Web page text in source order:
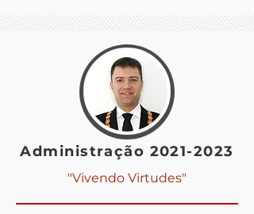
Administração 2021-2023
"Vivendo Virtudes"